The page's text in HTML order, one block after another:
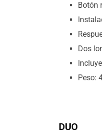
Botón
Dos
Peso:
DUO